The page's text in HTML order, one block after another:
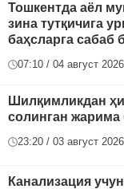
Тошкентда аёл
зина тутқичига
баҳсларга сабаб
07:10 / 04 август 2026
Шилқимликдан
солинган жарима
23:20 / 03 август 2026
Канализация